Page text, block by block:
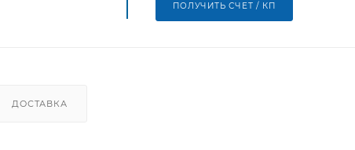
ПОЛУЧИТЬ СЧЕТ / КП
ДОСТАВКА